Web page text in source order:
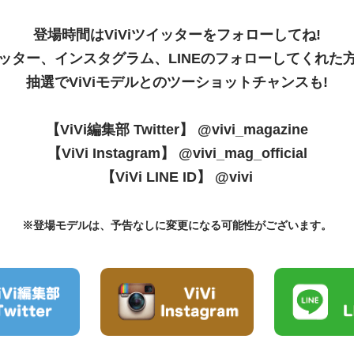
登場時間はViViツイッターをフォローしてね!
ター、インスタグラム、LINEのフォローしてくれた
抽選でViViモデルとのツーショットチャンスも!
【ViVi編集部 Twitter】 @vivi_magazine
【ViVi Instagram】 @vivi_mag_official
【ViVi LINE ID】 @vivi
※登場モデルは、予告なしに変更になる可能性がございます。